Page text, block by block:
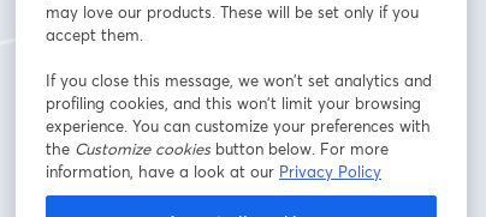
may love our products. These will be set only if you
accept them.
If you close this message, we won’t set analytics and
profiling cookies, and this won’t limit your browsing
experience. You can customize your preferences with
the Customize cookiesbutton below. For more
information, have a look at our Privacy Policy